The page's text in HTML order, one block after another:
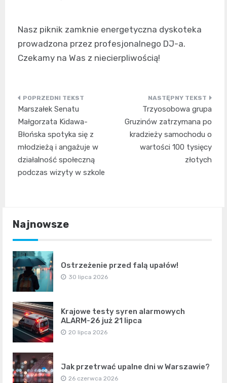
Nasz piknik zamknie energetyczna dyskoteka
prowadzona przez profesjonalnego DJ-a.
Czekamy na Was z niecierpliwością!
Nawigacja
wpisu
Marszałek Senatu
Małgorzata Kidawa-
Błońska spotyka się z
młodzieżą i angażuje w
działalność społeczną
podczas wizyty w szkole
Trzyosobowa grupa
Gruzinów zatrzymana po
kradzieży samochodu o
wartości 100 tysięcy
złotych
Najnowsze
Ostrzeżenie przed falą upałów!
30 lipca 2026
Krajowe testy syren alarmowych
ALARM-26 już 21 lipca
20 lipca 2026
Jak przetrwać upalne dni w Warszawie?
26 czerwca 2026